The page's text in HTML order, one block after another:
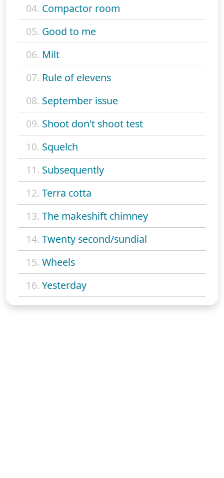
04. Compactor room
05. Good to me
06. Milt
07. Rule of elevens
08. September issue
09. Shoot don't shoot test
10. Squelch
11. Subsequently
12. Terra cotta
13. The makeshift chimney
14. Twenty second/sundial
15. Wheels
16. Yesterday